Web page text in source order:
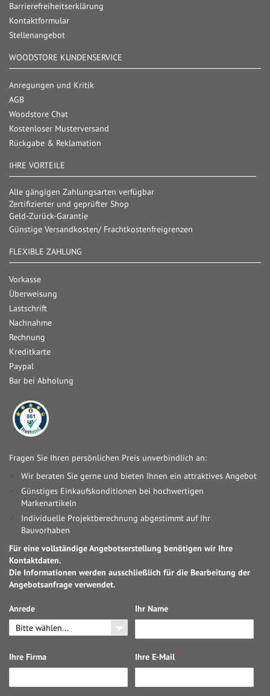
Barrierefreiheitserklärung
Kontaktformular
Stellenangebot
WOODSTORE KUNDENSERVICE
Anregungen und Kritik
AGB
Woodstore Chat
Kostenloser Musterversand
Rückgabe & Reklamation
IHRE VORTEILE
Alle gängigen Zahlungsarten verfügbar
Zertifizierter und geprüfter Shop
Geld-Zurück-Garantie
Günstige Versandkosten/ Frachtkostenfreigrenzen
FLEXIBLE ZAHLUNG
Vorkasse
Überweisung
Lastschrift
Nachnahme
Rechnung
Kreditkarte
Paypal
Bar bei Abholung
Fragen Sie Ihren persönlichen Preis unverbindlich an:
Wir beraten Sie gerne und bieten Ihnen ein attraktives Angebot
Günstiges Einkaufskonditionen bei hochwertigen
Markenartikeln
Individuelle Projektberechnung abgestimmt auf Ihr
Bauvorhaben
Für eine vollständige Angebotserstellung benötigen wir Ihre
Kontaktdaten.
Die Informationen werden ausschließlich für die Bearbeitung der
Angebotsanfrage verwendet.
Anrede Ihr Name
Ihre Firma Ihre E-Mail